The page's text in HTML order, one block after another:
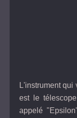
L'instrument qui
est le
appelé